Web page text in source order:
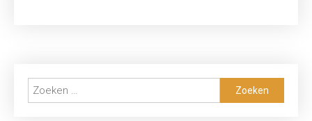
Sabine
Zoeken
naar: